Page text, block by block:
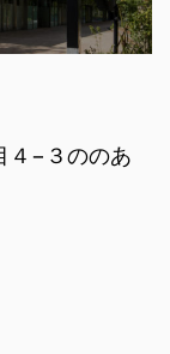
４−３ののあ